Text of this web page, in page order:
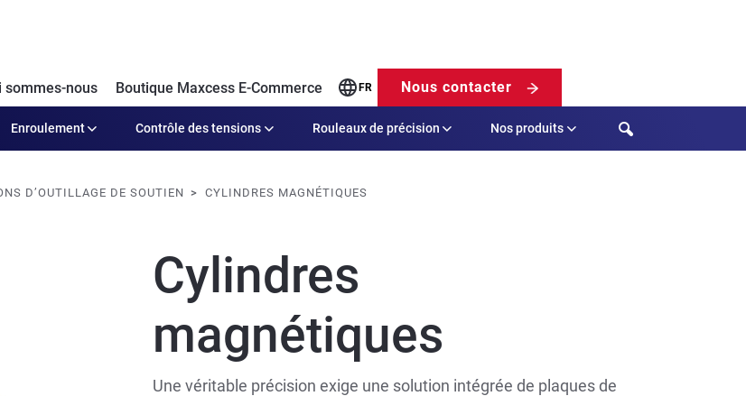
sommes-nous Boutique Maxcess E-Commerce FR Nous contacter
Enroulement Contrôle des tensions Rouleaux de précision Nos produits Search
D’OUTILLAGE DE SOUTIEN CYLINDRES MAGNÉTIQUES
Cylindres
magnétiques
Une véritable précision exige une solution intégrée de plaques de